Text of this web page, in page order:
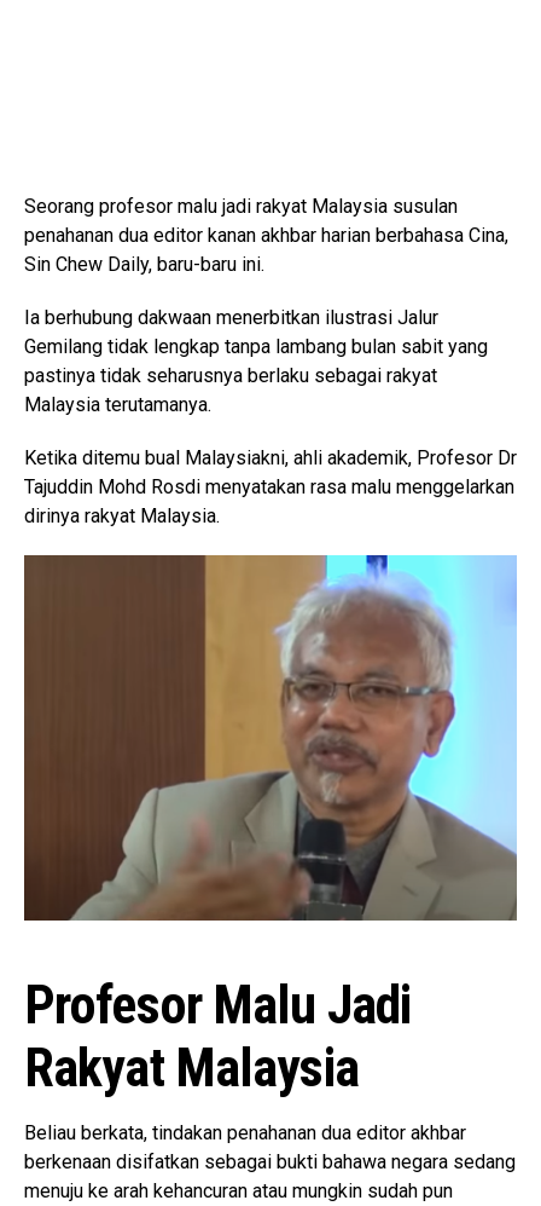
Seorang profesor malu jadi rakyat Malaysia susulan
penahanan dua editor kanan akhbar harian berbahasa Cina,
Sin Chew Daily, baru-baru ini.
Ia berhubung dakwaan menerbitkan ilustrasi Jalur
Gemilang tidak lengkap tanpa lambang bulan sabit yang
pastinya tidak seharusnya berlaku sebagai rakyat
Malaysia terutamanya.
Ketika ditemu bual Malaysiakni, ahli akademik, Profesor Dr
Tajuddin Mohd Rosdi menyatakan rasa malu menggelarkan
dirinya rakyat Malaysia.
Profesor Malu Jadi
Rakyat Malaysia
Beliau berkata, tindakan penahanan dua editor akhbar
berkenaan disifatkan sebagai bukti bahawa negara sedang
menuju ke arah kehancuran atau mungkin sudah pun